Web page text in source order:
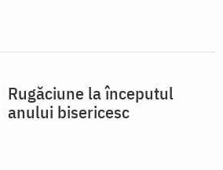
Rugăciune la începutul
anului bisericesc